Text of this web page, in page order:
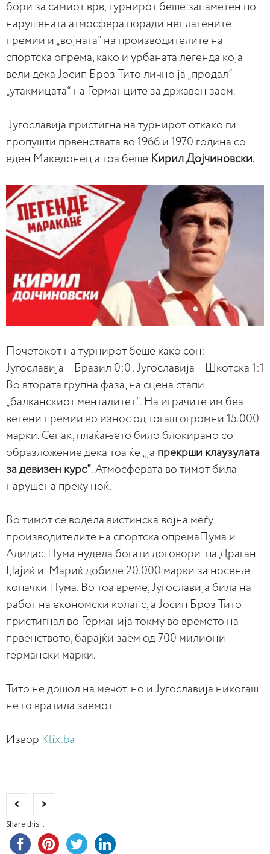
бори за самиот врв, турнирот беше запаметен по
нарушената атмосфера поради неплатените
премии и „војната“ на производителите на
спортска опрема, како и урбаната легенда која
вели дека Јосип Броз Тито лично ја „продал“
„утакмицата“ на Германците за државен заем.
Југославија пристигна на турнирот откако ги
пропушти првенствата во 1966 и 1970 година со
еден Македонец а тоа беше Кирил Дојчиновски.
Почетокот на турнирот беше како сон:
Југославија – Бразил 0:0 , Југославија – Шкотска 1:1
Во втората групна фаза, на сцена стапи
„балканскиот менталитет“. На играчите им беа
ветени премии во износ од тогаш огромни 15.000
марки. Сепак, плаќањето било блокирано со
образложение дека тоа ќе „ја прекрши клаузулата
за девизен курс“. Атмосферата во тимот била
нарушена преку ноќ.
Во тимот се водела вистинска војна меѓу
производителите на спортска опремаПума и
Адидас. Пума нудела богати договори па Драган
Џајиќ и Мариќ добиле 20.000 марки за носење
копачки Пума. Во тоа време, Југославија била на
работ на економски колапс, а Јосип Броз Тито
пристигнал во Германија токму во времето на
првенството, барајќи заем од 700 милиони
германски марки.
Тито не дошол на мечот, но и Југославија никогаш
не го вратила заeмот.
Извор Klix.ba
Share this...